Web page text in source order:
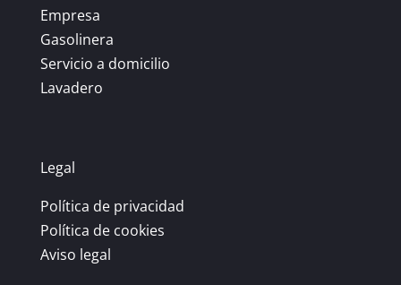
Empresa
Gasolinera
Servicio a domicilio
Lavadero
Legal
Política de privacidad
Política de cookies
Aviso legal